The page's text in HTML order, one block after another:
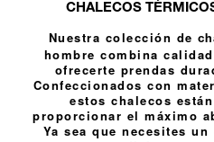
CHALECOS
Nuestra colección de
hombre combina
ofrecerte prendas
Confeccionados con
estos chalecos
proporcionar el máximo
Ya sea que necesites